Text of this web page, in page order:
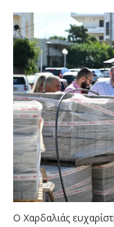
Ο Χαρδαλιάς